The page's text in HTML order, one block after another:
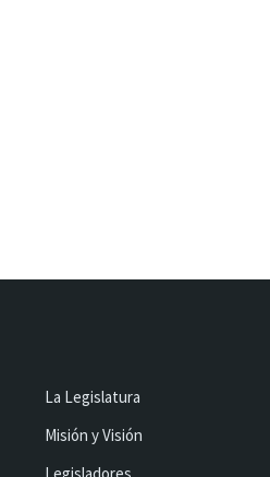
La Legislatura
Misión y Visión